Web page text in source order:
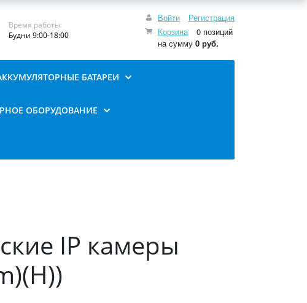
Войти
Регистрация
Корзина
0 позиций
на сумму 0 руб.
Время работы:
Будни 9:00-18:00
БАТАРЕИ
ОБОРУДОВАНИЕ
IP камеры